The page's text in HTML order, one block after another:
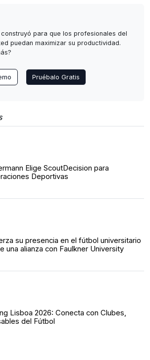
para que los profesionales del
puedan maximizar su productividad.
Pruébalo Gratis
Elige ScoutDecision para
Deportivas
su presencia en el fútbol universitario
una alianza con Faulkner University
Lisboa 2026: Conecta con Clubes,
del Fútbol